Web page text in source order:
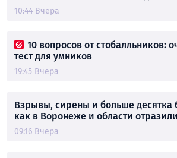
10:44 Вчера
10 вопросов от стобалльников:
тест для умников
19:45 Вчера
Взрывы, сирены и больше десятка
как в Воронеже и области
09:16 Вчера